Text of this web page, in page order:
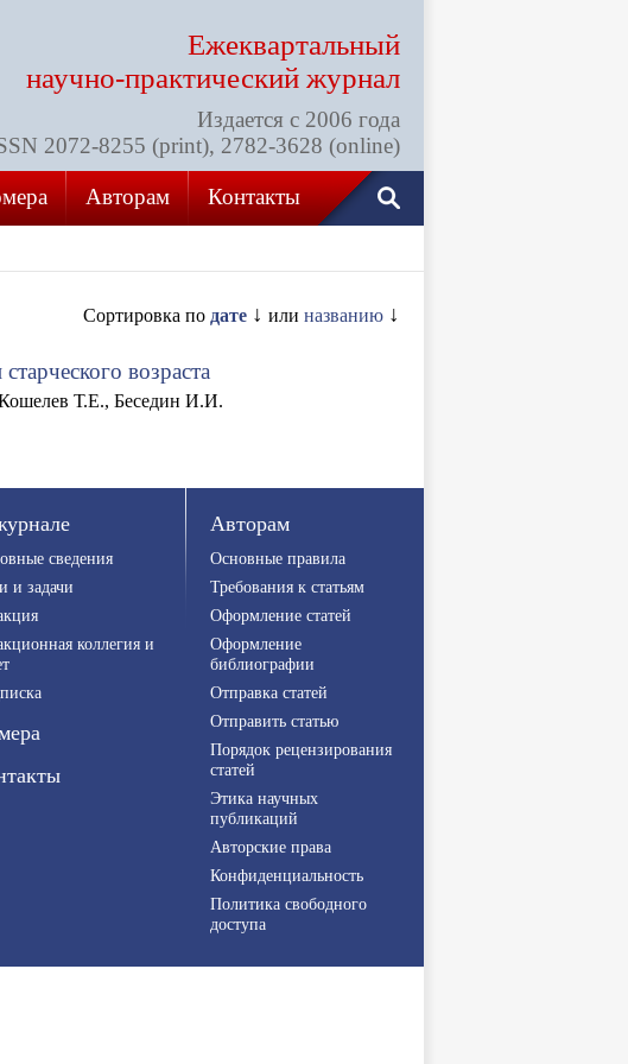
Ежеквартальный
научно-практический журнал
Издается с 2006 года
2072-8255 (print), 2782-3628 (online)
Авторам Контакты
Сортировка по дате ↓ или названию ↓
возраста
Т.Е., Беседин И.И.
сведения
и задачи
коллегия и
Авторам
Основные правила
Требования к статьям
Оформление статей
Оформление
библиографии
Отправка статей
Отправить статью
Порядок рецензирования
статей
Этика научных
публикаций
Авторские права
Конфиденциальность
Политика свободного
доступа